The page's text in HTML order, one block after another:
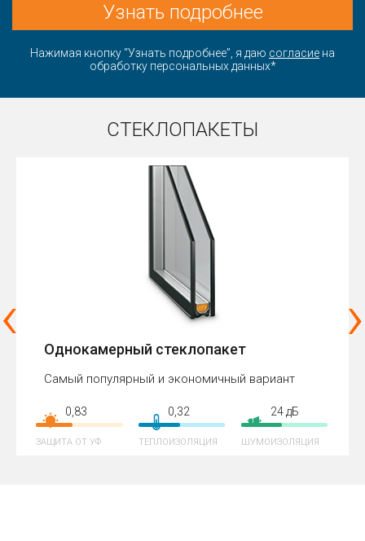
Узнать подробнее
Нажимая кнопку “Узнать подробнее”, я даю согласие на
обработку персональных данных*
СТЕКЛОПАКЕТЫ
Однокамерный стеклопакет
Самый популярный и экономичный вариант
0,83
ЗАЩИТА ОТ УФ
0,32
ТЕПЛОИЗОЛЯЦИЯ
24 дБ
ШУМОИЗОЛЯЦИЯ
‹ ›